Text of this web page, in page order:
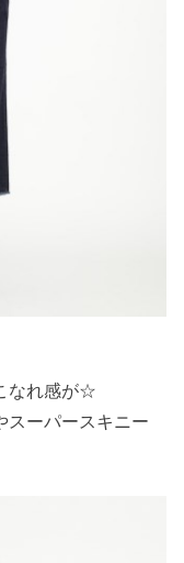
なれ感が☆
スーパースキニー